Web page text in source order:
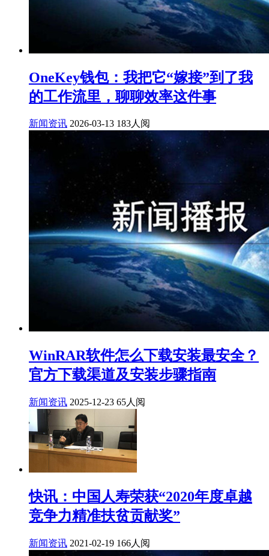
OneKey钱包：我把它“嫁接”到了我
的工作流里，聊聊效率这件事
新闻资讯 2026-03-13 183人阅
WinRAR软件怎么下载安装最安全？
官方下载渠道及安装步骤指南
新闻资讯 2025-12-23 65人阅
快讯：中国人寿荣获“2020年度卓越
竞争力精准扶贫贡献奖”
新闻资讯 2021-02-19 166人阅